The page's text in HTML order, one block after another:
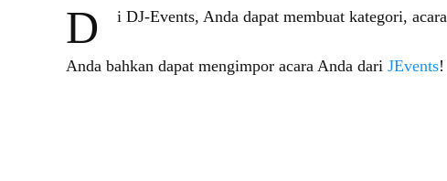
D i DJ-Events, Anda dapat membuat kategori,
Anda bahkan dapat mengimpor acara Anda dari JEvents!